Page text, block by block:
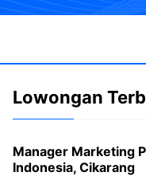
Lowongan
Manager Marketing
Indonesia, Cikarang